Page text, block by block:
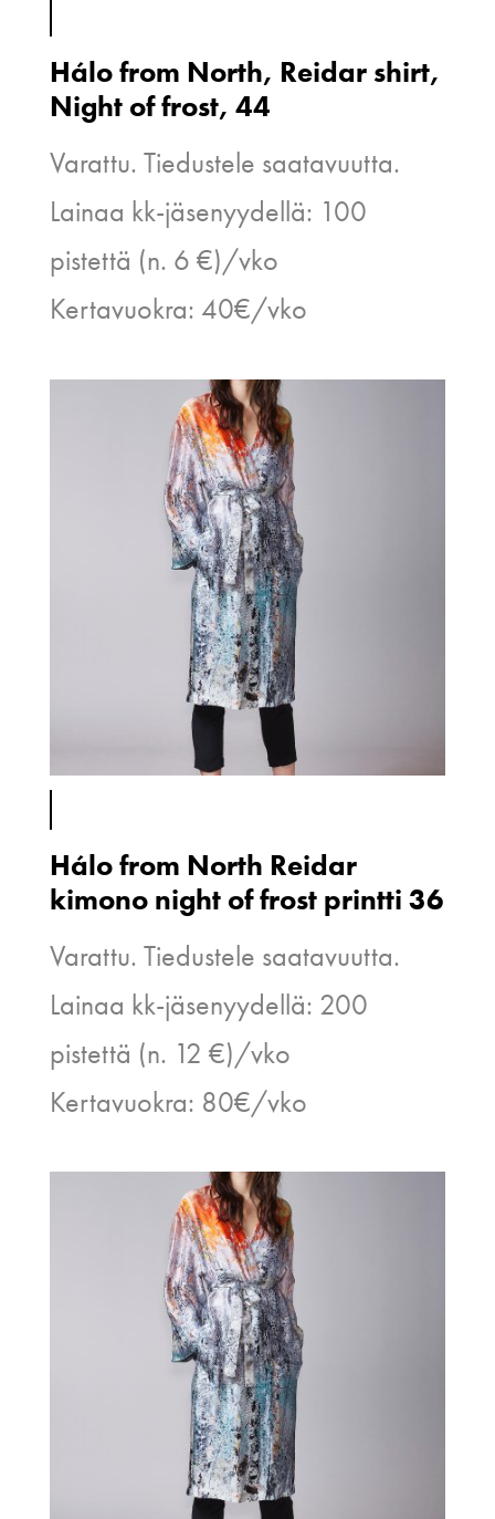
Hálo from North, Reidar shirt,
Night of frost, 44
Varattu. Tiedustele saatavuutta.
Lainaa kk-jäsenyydellä: 100
pistettä (n. 6 €)/vko
Kertavuokra: 40€/vko
Hálo from North Reidar
kimono night of frost printti 36
Varattu. Tiedustele saatavuutta.
Lainaa kk-jäsenyydellä: 200
pistettä (n. 12 €)/vko
Kertavuokra: 80€/vko